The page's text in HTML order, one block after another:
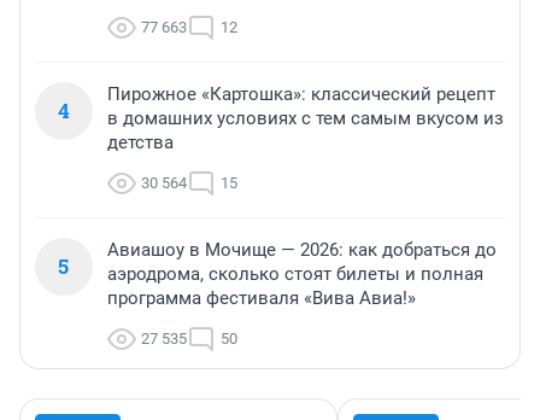
77 663 12
4
Пирожное «Картошка»: классический рецепт
в домашних условиях с тем самым вкусом из
детства
30 564 15
5
Авиашоу в Мочище — 2026: как добраться до
аэродрома, сколько стоят билеты и полная
программа фестиваля «Вива Авиа!»
27 535 50